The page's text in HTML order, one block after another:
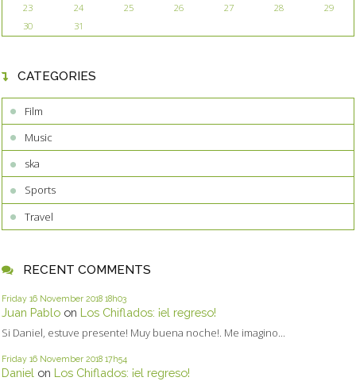
23
24 25 26 27 28
29
30
31
CATEGORIES
Film
Music
ska
Sports
Travel
RECENT COMMENTS
Friday 16 November 2018 18h03
Juan Pablo on Los Chiflados: ¡el regreso!
Si Daniel, estuve presente! Muy buena noche!. Me imagino...
Friday 16 November 2018 17h54
Daniel on Los Chiflados: ¡el regreso!